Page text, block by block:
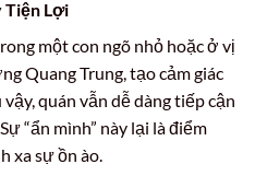
Tiện Lợi
một con ngõ nhỏ hoặc ở vị
Quang Trung, tạo cảm giác
quán vẫn dễ dàng tiếp cận
“ẩn mình” này lại là điểm
xa sự ồn ào.